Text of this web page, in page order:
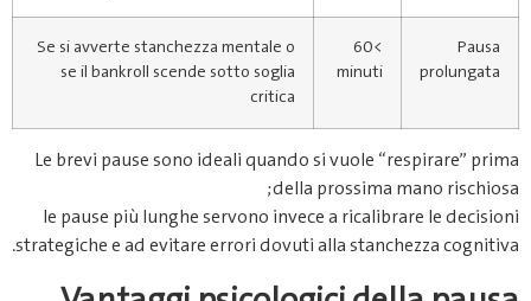
Pausa
prolungata
>60
minuti
Se si avverte stanchezza mentale o
se il bankroll scende sotto soglia
critica
Le brevi pause sono ideali quando si vuole “respirare” prima
della prossima mano rischiosa;
le pause più lunghe servono invece a ricalibrare le decisioni
strategiche e ad evitare errori dovuti alla stanchezza cognitiva.